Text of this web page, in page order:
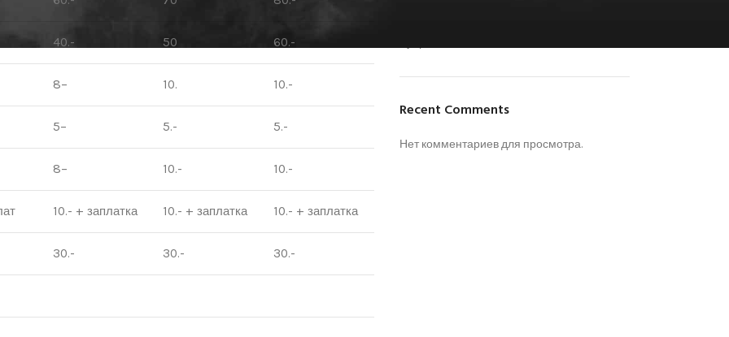
40.- 50 60.-
8– 10. 10.-
5– 5.- 5.-
8– 10.- 10.-
10.- + заплатка 10.- + заплатка 10.- + заплатка
30.- 30.- 30.-
Recent Comments
Нет комментариев для просмотра.